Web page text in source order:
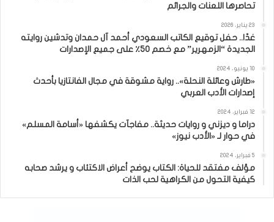
تحاصرها اللعنات والجرائم
23 يناير، 2026
غدًا.. حفل توقيع الكاتب السعودي أحمد آل حمدان وتدشين روايته
الجديدة “الزمهرير” مع خصم 50٪ على جميع الإصدارات
10 يونيو، 2024
«طارش وعائلة النحلة».. رواية مشوقة في مجال الفانتازيا بأحدث
إصدارات الأدب العربي
12 فبراير، 2024
دراما و ديزني و روايات حديثة.. مفاجآت يكشفها «أسامة المسلم»
في حوار لـ «الأدب نيوز»
5 فبراير، 2024
مؤلف مفتقد للحياة: الكتاب يوضح أعراض الاكتئاب و يرشد صحابه
كيفية التحول من الكراهية لحب الذات